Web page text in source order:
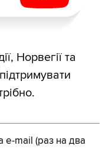
Норвегії та
e-mail (раз на два